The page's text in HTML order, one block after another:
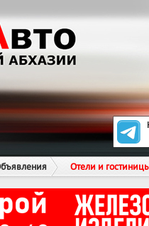
Отели и